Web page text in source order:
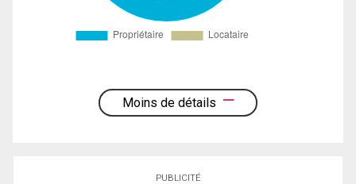
Moins de détails
PUBLICITÉ